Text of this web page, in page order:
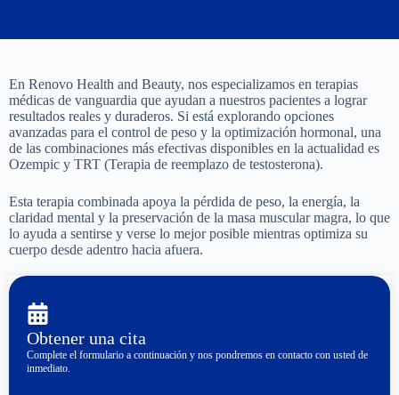
En Renovo Health and Beauty, nos especializamos en terapias
médicas de vanguardia que ayudan a nuestros pacientes a lograr
resultados reales y duraderos. Si está explorando opciones
avanzadas para el control de peso y la optimización hormonal, una
de las combinaciones más efectivas disponibles en la actualidad es
Ozempic y TRT (Terapia de reemplazo de testosterona).
Esta terapia combinada apoya la pérdida de peso, la energía, la
claridad mental y la preservación de la masa muscular magra, lo que
lo ayuda a sentirse y verse lo mejor posible mientras optimiza su
cuerpo desde adentro hacia afuera.
Obtener una cita
Complete el formulario a continuación y nos pondremos en contacto con usted de
inmediato.